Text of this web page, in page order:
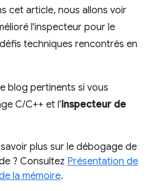
cet article, nous allons voir
l'inspecteur pour le
techniques rencontrés en
blog pertinents si vous
C/C++ et l'inspecteur de
plus sur le débogage de
? Consultez Présentation de
la mémoire.